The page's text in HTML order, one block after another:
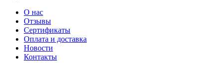
О нас
Отзывы
Сертификаты
Оплата и доставка
Новости
Контакты